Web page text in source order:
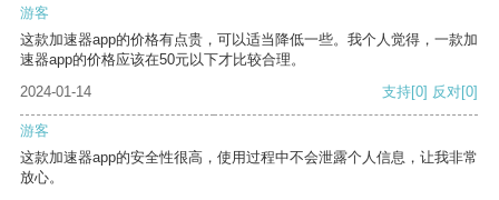
游客
这款加速器app的价格有点贵，可以适当降低一些。我个人觉得，一款加
速器app的价格应该在50元以下才比较合理。
2024-01-14
支持[0] 反对[0]
游客
这款加速器app的安全性很高，使用过程中不会泄露个人信息，让我非常
放心。